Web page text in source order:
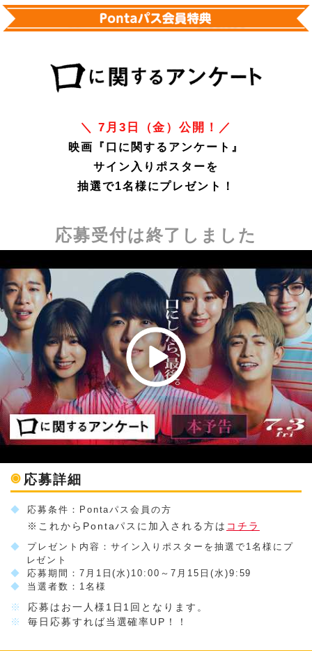
＼ 7月3日（金）公開！／
映画『口に関するアンケート』
サイン入りポスターを
抽選で1名様にプレゼント！
応募受付は終了しました
◉ 応募詳細
◆ 応募条件：Pontaパス会員の方
※これからPontaパスに加入される方は コチラ
◆
プレゼント内容：サイン入りポスターを抽選で1名様にプ
レゼント
◆
応募期間：7月1日(水)10:00～7月15日(水)9:59
◆
当選者数：1名様
※
応募はお一人様1日1回となります。
※
毎日応募すれば当選確率UP！！